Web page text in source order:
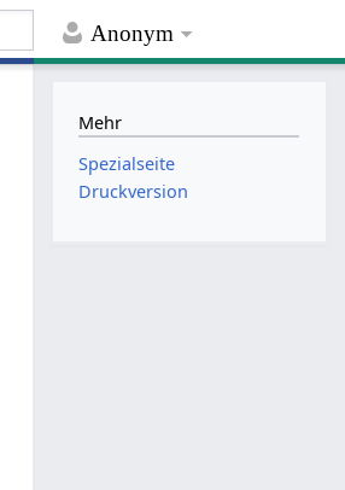
Anonym
Mehr
Spezialseite
Druckversion